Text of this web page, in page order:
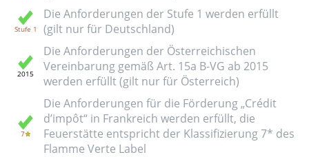
Die Anforderungen der Stufe 1 werden erfüllt
(gilt nur für Deutschland)
Die Anforderungen der Österreichischen
Vereinbarung gemäß Art. 15a B-VG ab 2015
werden erfüllt (gilt nur für Österreich)
Die Anforderungen für die Förderung „Crédit
d’impôt“ in Frankreich werden erfüllt, die
Feuerstätte entspricht der Klassifizierung 7* des
Flamme Verte Label